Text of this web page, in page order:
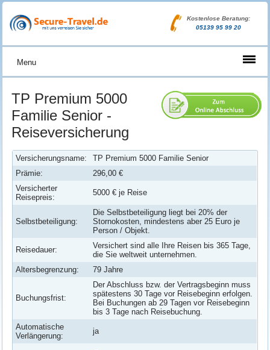
Kostenlose Beratung:
05139 95 99 20
Menu
TP Premium 5000
Familie Senior -
Reiseversicherung
Versicherungsname:
TP Premium 5000 Familie Senior
Prämie:
296,00 €
Versicherter
Reisepreis:
5000 € je Reise
Selbstbeteiligung:
Die Selbstbeteiligung liegt bei 20% der
Stornokosten, mindestens aber 25 Euro je
Person / Objekt.
Reisedauer:
Versichert sind alle Ihre Reisen bis 365 Tage,
die Sie weltweit unternehmen.
Altersbegrenzung:
79 Jahre
Buchungsfrist:
Der Abschluss bzw. der Vertragsbeginn muss
spätestens 30 Tage vor Reisebeginn erfolgen.
Bei Buchungen ab 29 Tagen vor Reisebeginn
bis 3 Tage nach Reisebuchung.
Automatische
Verlängerung:
ja